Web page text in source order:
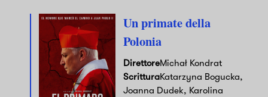
Un primate della
Polonia
DirettoreMichał Kondrat
ScritturaKatarzyna Bogucka,
Joanna Dudek, Karolina